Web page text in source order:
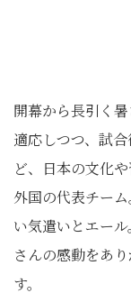
開幕から長引く
適応しつつ、試
ど、日本の文化
外国の代表チー
い気遣いとエー
さんの感動をあ
す。